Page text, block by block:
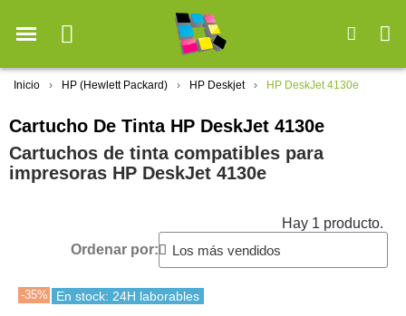
Inicio HP (Hewlett Packard) HP Deskjet HP DeskJet 4130e
Cartucho De Tinta HP DeskJet 4130e
Cartuchos de tinta compatibles para
impresoras HP DeskJet 4130e
Hay 1 producto.
Ordenar por:
-35% En stock: 24H laborables